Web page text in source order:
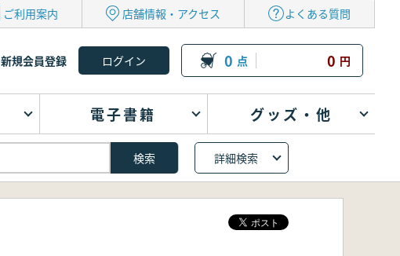
ご利用案内 店舗情報・アクセス よくある質問
新規会員登録 0 点 0 円
電子書籍 グッズ・他
詳細検索